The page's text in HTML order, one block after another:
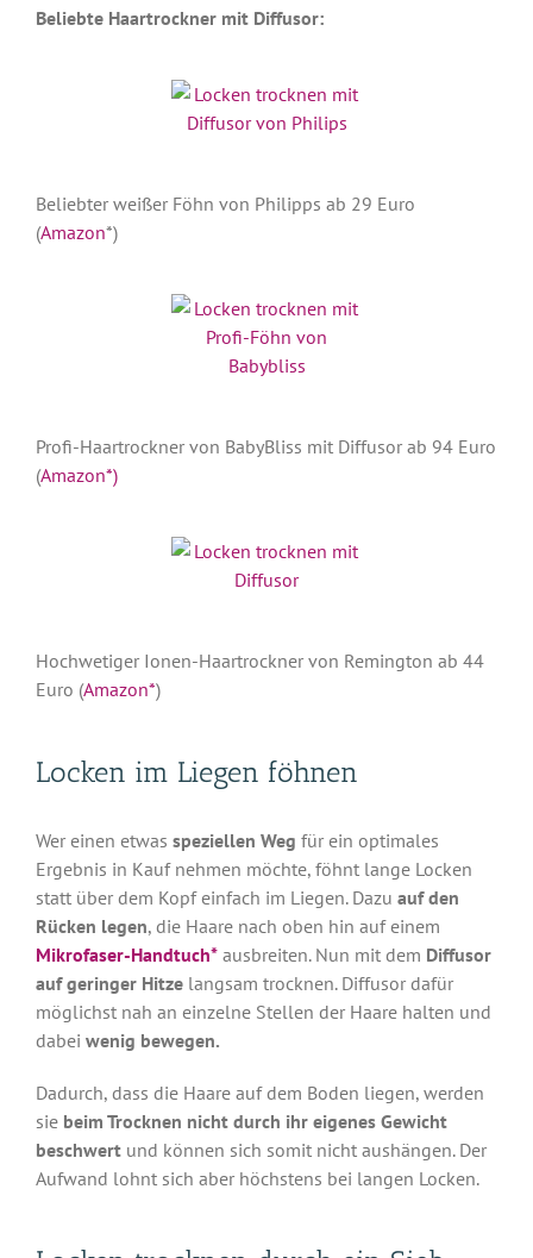
Beliebte Haartrockner mit Diffusor:
Beliebter weißer Föhn von Philipps ab 29 Euro
(Amazon*)
Profi-Haartrockner von BabyBliss mit Diffusor ab 94 Euro
(Amazon*)
Hochwetiger Ionen-Haartrockner von Remington ab 44
Euro (Amazon*)
Locken im Liegen föhnen
Wer einen etwas speziellen Weg für ein optimales
Ergebnis in Kauf nehmen möchte, föhnt lange Locken
statt über dem Kopf einfach im Liegen. Dazu auf den
Rücken legen, die Haare nach oben hin auf einem
Mikrofaser-Handtuch*ausbreiten. Nun mit dem Diffusor
auf geringer Hitzelangsam trocknen. Diffusor dafür
möglichst nah an einzelne Stellen der Haare halten und
dabei wenig bewegen.
Dadurch, dass die Haare auf dem Boden liegen, werden
sie beim Trocknen nicht durch ihr eigenes Gewicht
beschwertund können sich somit nicht aushängen. Der
Aufwand lohnt sich aber höchstens bei langen Locken.